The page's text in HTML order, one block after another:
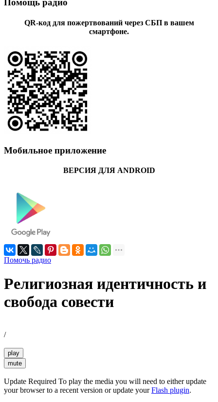
Помощь радио
QR-код для пожертвований через СБП в вашем
смартфоне.
Мобильное приложение
ВЕРСИЯ ДЛЯ ANDROID
Помочь радио
Религиозная идентичность и
свобода совести
/
play
mute
Update Required To play the media you will need to either update
your browser to a recent version or update yourFlash plugin.